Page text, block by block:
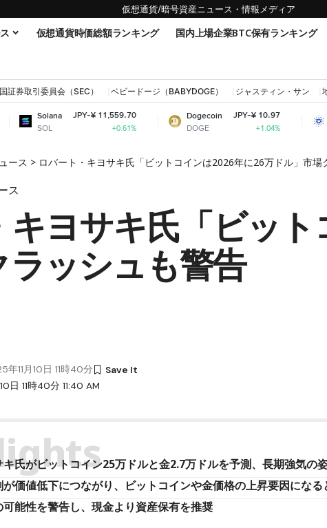
仮想通貨/暗号資産ニュース・情報メディア
仮想通貨時価総額ランキング 国内上場企業BTC保有ランキング
証券取引委員会（SEC） ベビードージ（BABYDOGE） ジャスティン・サン
JPY-¥ 11,559.70
Dogecoin
DOGE
JPY-¥ 10.97
+1.04%
Cardano
ADA
ース > ロバート・キヨサキ氏「ビットコインは2026年に26万ドル」市場
ス
キヨサキ氏「ビッ
ッシュも警告
日 11時40分 11:40 AM
11月10日 11時40分
氏がビットコイン25万ドルと金2.7万ドルを予測、長期強気の
価値低下につながり、ビットコインや金価格の上昇要因になる
能性を警告し、現金より資産保有を推奨